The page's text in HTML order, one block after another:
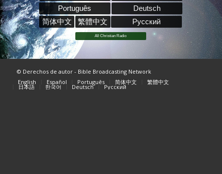
Português
简体中文
繁體中文
Deutsch
Pусский
All Christian Radio
© Derechos de autor - Bible Broadcasting Network
English
Español Português 简体中文 繁體中文
日本語 한국어 Deutsch Pусский